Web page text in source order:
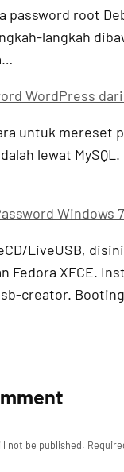
password root
langkah
WordPress dari
untuk mereset
lewat
Windows
LiveUSB,
Fedora XFCE.
creator.
not be published.